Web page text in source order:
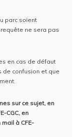
parc soient
ne sera pas
en cas de défaut
de confusion et que
sur ce sujet, en
CGC, en
à CFE-